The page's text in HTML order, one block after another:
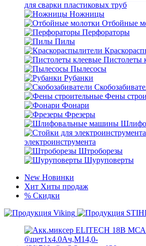
для сварки пластиковых труб
Ножницы
Отбойные
Перфораторы
Пилы
Пистолеты
Пылесосы
Рубанки
Фены
Фонари
Фрезеры
электроинструмента
Штроборезы
Шуруповерты
New Новинки
Хит Хиты продаж
% Скидки